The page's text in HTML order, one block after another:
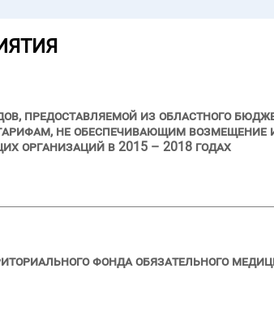
предоставляемой из областного
не обеспечивающим возмещение
организаций в 2015 – 2018 годах
фонда обязательного